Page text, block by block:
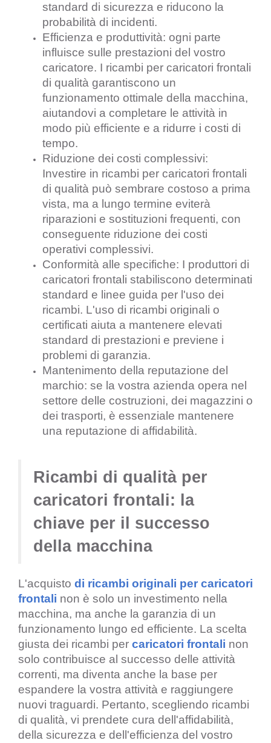
standard di sicurezza e riducono la
probabilità di incidenti.
Efficienza e produttività: ogni parte
influisce sulle prestazioni del vostro
caricatore. I ricambi per caricatori frontali
di qualità garantiscono un
funzionamento ottimale della macchina,
aiutandovi a completare le attività in
modo più efficiente e a ridurre i costi di
tempo.
Riduzione dei costi complessivi:
Investire in ricambi per caricatori frontali
di qualità può sembrare costoso a prima
vista, ma a lungo termine eviterà
riparazioni e sostituzioni frequenti, con
conseguente riduzione dei costi
operativi complessivi.
Conformità alle specifiche: I produttori di
caricatori frontali stabiliscono determinati
standard e linee guida per l'uso dei
ricambi. L'uso di ricambi originali o
certificati aiuta a mantenere elevati
standard di prestazioni e previene i
problemi di garanzia.
Mantenimento della reputazione del
marchio: se la vostra azienda opera nel
settore delle costruzioni, dei magazzini o
dei trasporti, è essenziale mantenere
una reputazione di affidabilità.
Ricambi di qualità per
caricatori frontali: la
chiave per il successo
della macchina
L'acquisto di ricambi originali per caricatori
frontali non è solo un investimento nella
macchina, ma anche la garanzia di un
funzionamento lungo ed efficiente. La scelta
giusta dei ricambi per caricatori frontali non
solo contribuisce al successo delle attività
correnti, ma diventa anche la base per
espandere la vostra attività e raggiungere
nuovi traguardi. Pertanto, scegliendo ricambi
di qualità, vi prendete cura dell'affidabilità,
della sicurezza e dell'efficienza del vostro